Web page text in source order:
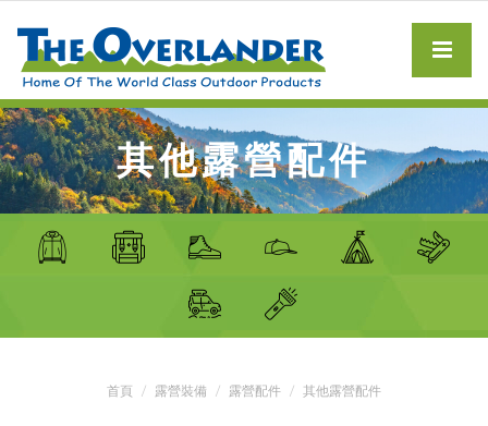
其他露營配件
首頁 露營裝備 露營配件 其他露營配件